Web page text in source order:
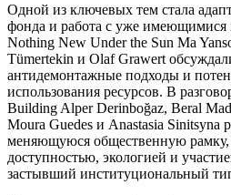
Одной из ключевых тем стала
фонда и работа с уже имеющимися
Nothing New Under the Sun Ma
Tümertekin и Olaf Grawert
антидемонтажные подходы и
использования ресурсов. В
Building Alper Derinboğaz, Beral
Moura Guedes и Anastasia Sinitsyna
меняющуюся общественную рамку,
доступностью, экологией и
застывший институциональный